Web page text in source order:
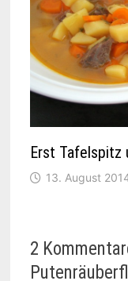
Erst Tafelspitz
13. August
2